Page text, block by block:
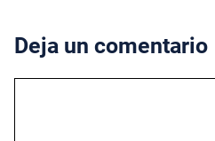
Deja un comentario